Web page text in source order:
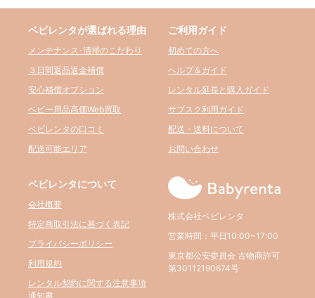
ベビレンタが選ばれる理由
メンテナンス･清掃のこだわり
３日間返品返金補償
安心補償オプション
ベビー用品高価Web買取
ベビレンタの口コミ
配送可能エリア
ご利用ガイド
初めての方へ
ヘルプ＆ガイド
レンタル延長と購入ガイド
サブスク利用ガイド
配送・送料について
お問い合わせ
ベビレンタについて
会社概要
特定商取引法に基づく表記
プライバシーポリシー
利用規約
レンタル契約に関する注意事項
通知書
株式会社ベビレンタ
営業時間：平日10:00~17:00
東京都公安委員会 古物商許可
第30112190674号